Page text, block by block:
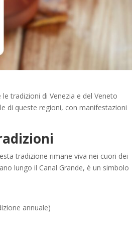
tradizioni di Venezia e del Veneto
di queste regioni, con manifestazioni
tradizione rimane viva nei cuori dei
lungo il Canal Grande, è un simbolo
annuale)